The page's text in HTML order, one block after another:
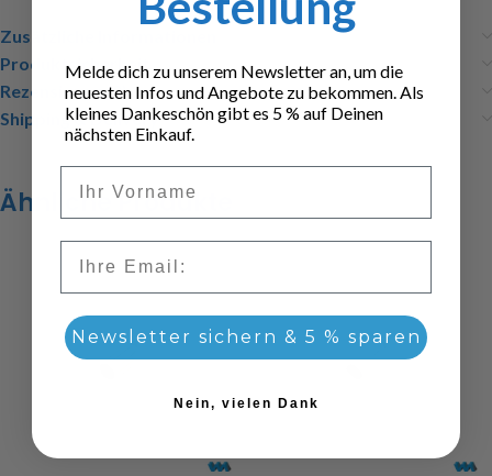
Zusätzliche Informationen
Produktsicherheit
Rezensionen (0)
Shipping & Delivery
Ähnliche Produkte
Melde dich zu unserem Newsletter an, um die
neuesten Infos und Angebote zu bekommen. Als
kleines Dankeschön gibt es 5 % auf Deinen
nächsten Einkauf.
Newsletter sichern & 5 % sparen
Nein, vielen Dank